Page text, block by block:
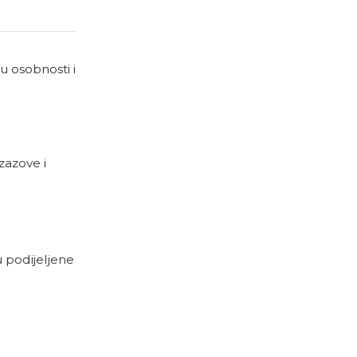
osobnosti i
i
podijeljene